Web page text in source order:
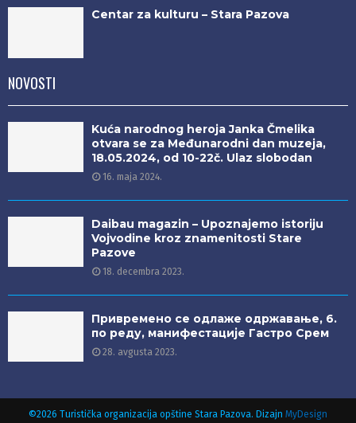
Centar za kulturu – Stara Pazova
NOVOSTI
Kuća narodnog heroja Janka Čmelika
otvara se za Međunarodni dan muzeja,
18.05.2024, od 10-22č. Ulaz slobodan
16. maja 2024.
Daibau magazin – Upoznajemo istoriju
Vojvodine kroz znamenitosti Stare
Pazove
18. decembra 2023.
Привремено се одлаже одржавање, 6.
по реду, манифестације Гастро Срем
28. avgusta 2023.
©2026 Turistička organizacija opštine Stara Pazova. Dizajn MyDesign